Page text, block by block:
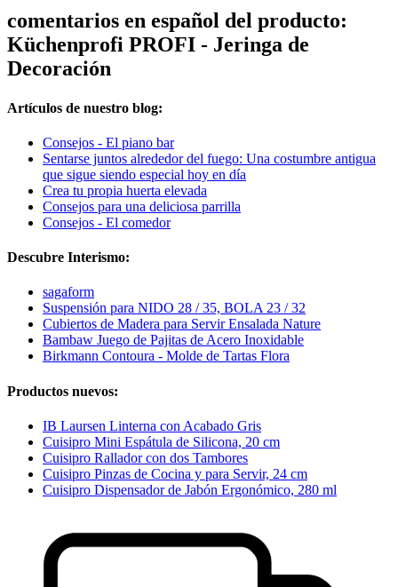
comentarios en español del producto:
Küchenprofi PROFI - Jeringa de
Decoración
Artículos de nuestro blog:
Consejos - El piano bar
Sentarse juntos alrededor del fuego: Una costumbre antigua
que sigue siendo especial hoy en día
Crea tu propia huerta elevada
Consejos para una deliciosa parrilla
Consejos - El comedor
Descubre Interismo:
sagaform
Suspensión para NIDO 28 / 35, BOLA 23 / 32
Cubiertos de Madera para Servir Ensalada Nature
Bambaw Juego de Pajitas de Acero Inoxidable
Birkmann Contoura - Molde de Tartas Flora
Productos nuevos:
IB Laursen Linterna con Acabado Gris
Cuisipro Mini Espátula de Silicona, 20 cm
Cuisipro Rallador con dos Tambores
Cuisipro Pinzas de Cocina y para Servir, 24 cm
Cuisipro Dispensador de Jabón Ergonómico, 280 ml